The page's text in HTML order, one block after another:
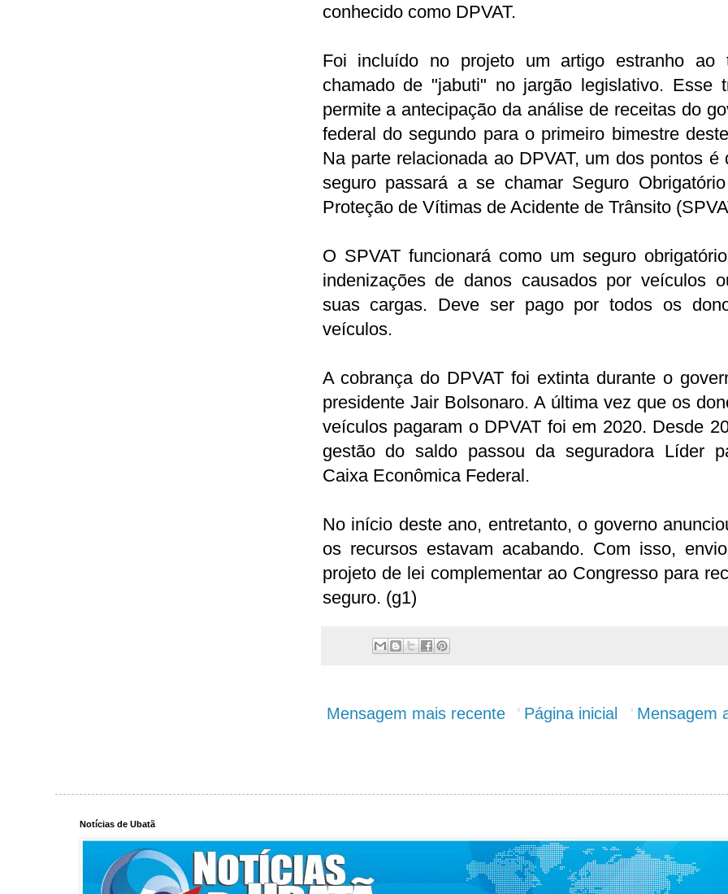
conhecido como DPVAT.
Foi incluído no projeto um artigo estranho ao
chamado de "jabuti" no jargão legislativo. Esse
permite a antecipação da análise de receitas do
federal do segundo para o primeiro bimestre
Na parte relacionada ao DPVAT, um dos pontos é
seguro passará a se chamar Seguro
Proteção de Vítimas de Acidente de Trânsito
O SPVAT funcionará como um seguro
indenizações de danos causados por veículos
suas cargas. Deve ser pago por todos os
veículos.
A cobrança do DPVAT foi extinta durante o
presidente Jair Bolsonaro. A última vez que os
veículos pagaram o DPVAT foi em 2020. Desde
gestão do saldo passou da seguradora Líder
Caixa Econômica Federal.
No início deste ano, entretanto, o governo
os recursos estavam acabando. Com isso,
projeto de lei complementar ao Congresso para
seguro. (g1)
Mensagem mais recente Mensagem
Página inicial
Notícias de Ubatã